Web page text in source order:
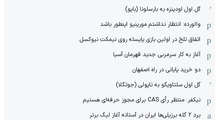
گل اول اودینزه به بارسلونا (بایو)
والورده: انتظار نداشتم مورینیو اینطور باشد
اتفاق تلخ در اولین بازی یایسله روی نیمکت نیوکسل
آغاز به کار سرمربی جدید قهرمان آسیا
دو خرید پایانی در راه اصفهان
گل اول سلتاویگو به ناپولی (جوتگلا)
نیکفر: منتظر رأی CAS برای مجوز حرفه‌ای هستیم
برد ۲ گله برزیلی‌ها ایران در آستانه آغاز لیگ برتر